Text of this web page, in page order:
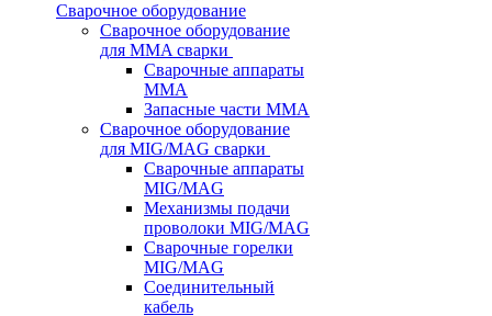
Сварочное оборудование
Сварочное оборудование
для MMA сварки
Сварочные аппараты
MMA
Запасные части MMA
Сварочное оборудование
для MIG/MAG сварки
Сварочные аппараты
MIG/MAG
Механизмы подачи
проволоки MIG/MAG
Сварочные горелки
MIG/MAG
Соединительный
кабель